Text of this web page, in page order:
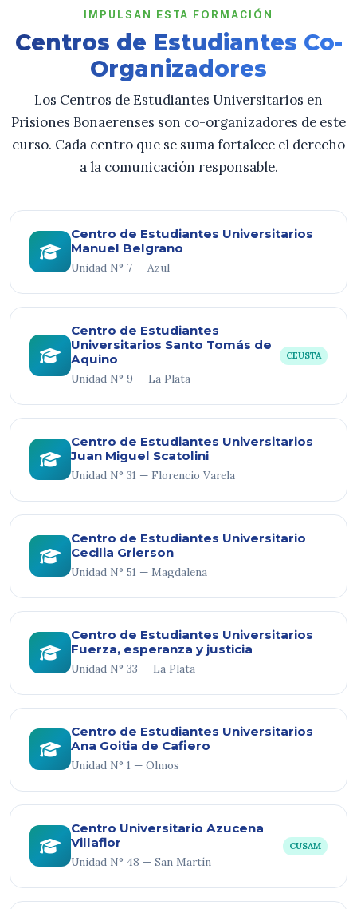
IMPULSAN ESTA FORMACIÓN
Centros de Estudiantes Co-
Organizadores
Los Centros de Estudiantes Universitarios en
Prisiones Bonaerenses son co-organizadores de este
curso. Cada centro que se suma fortalece el derecho
a la comunicación responsable.
Centro de Estudiantes Universitarios
Manuel Belgrano
Unidad N° 7 — Azul
Centro de Estudiantes
Universitarios Santo Tomás de
Aquino
Unidad N° 9 — La Plata
CEUSTA
Centro de Estudiantes Universitarios
Juan Miguel Scatolini
Unidad N° 31 — Florencio Varela
Centro de Estudiantes Universitario
Cecilia Grierson
Unidad N° 51 — Magdalena
Centro de Estudiantes Universitarios
Fuerza, esperanza y justicia
Unidad N° 33 — La Plata
Centro de Estudiantes Universitarios
Ana Goitia de Cafiero
Unidad N° 1 — Olmos
Centro Universitario Azucena
Villaflor
Unidad N° 48 — San Martín
CUSAM